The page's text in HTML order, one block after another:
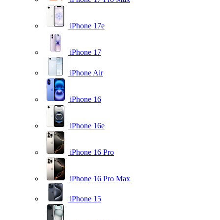
iPhone 17e
iPhone 17
iPhone Air
iPhone 16
iPhone 16e
iPhone 16 Pro
iPhone 16 Pro Max
iPhone 15